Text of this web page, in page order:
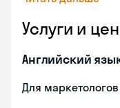
Услуги и
Английский
Для маркетологов